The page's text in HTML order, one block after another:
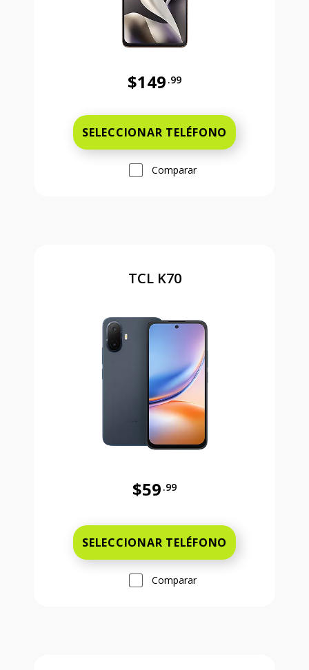
$149 .99
SELECCIONAR TELÉFONO
Comparar
TCL K70
$59 .99
SELECCIONAR TELÉFONO
Comparar